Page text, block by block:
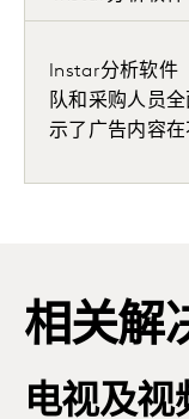
Instar分析软件
队和采购人员
示了广告内容在
相关解
电视及视